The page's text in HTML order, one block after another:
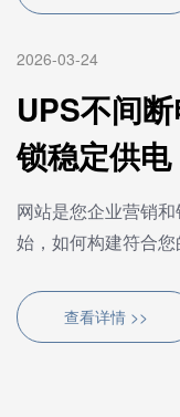
2026-03-24
UPS不间
锁稳定供
网站是您企业营销
始，如何构建符合
时，··· 查看详情 >>